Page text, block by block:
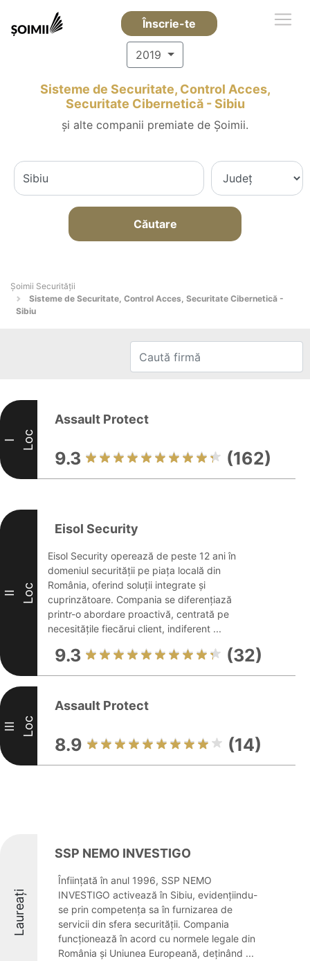
Înscrie-te
2019
Sisteme de Securitate, Control Acces,
Securitate Cibernetică - Sibiu
și alte companii premiate de Șoimii.
Căutare
Șoimii Securității
Sisteme de Securitate, Control Acces, Securitate Cibernetică -
Sibiu
I Loc
Assault Protect
9.3 (162)
II Loc
Eisol Security
Eisol Security operează de peste 12 ani în
domeniul securității pe piața locală din
România, oferind soluții integrate și
cuprinzătoare. Compania se diferențiază
printr-o abordare proactivă, centrată pe
necesitățile fiecărui client, indiferent ...
9.3 (32)
III Loc
Assault Protect
8.9 (14)
Laureați
SSP NEMO INVESTIGO
Înființată în anul 1996, SSP NEMO
INVESTIGO activează în Sibiu, evidențiindu-
se prin competența sa în furnizarea de
servicii din sfera securității. Compania
funcționează în acord cu normele legale din
România și Uniunea Europeană, deținând ...